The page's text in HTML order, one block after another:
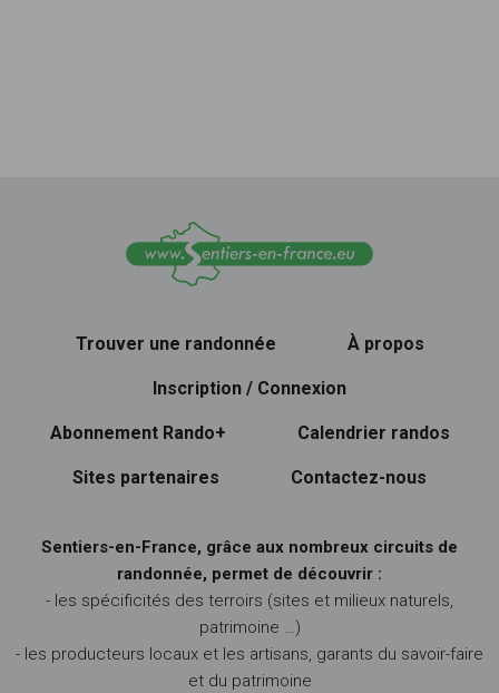
Trouver une randonnée À propos
Inscription / Connexion
Abonnement Rando+ Calendrier randos
Sites partenaires Contactez-nous
Sentiers-en-France, grâce aux nombreux circuits de
randonnée, permet de découvrir :
- les spécificités des terroirs (sites et milieux naturels,
patrimoine …)
- les producteurs locaux et les artisans, garants du savoir-faire
et du patrimoine